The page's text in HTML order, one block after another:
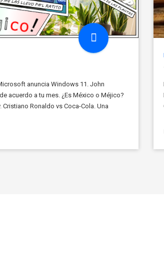
anuncia Windows 11. John
acuerdo a tu mes. ¿Es México o Méjico?
Ronaldo vs Coca-Cola. Una